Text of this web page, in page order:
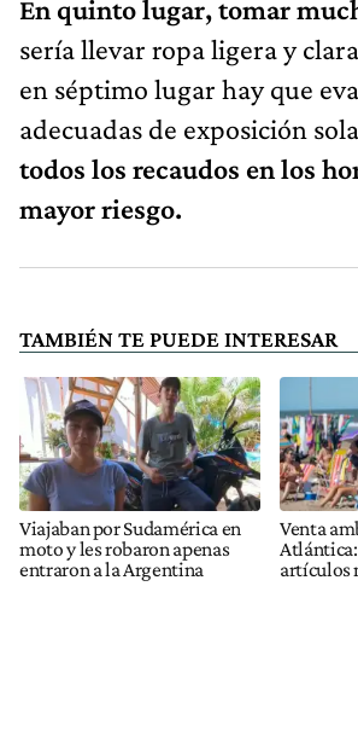
En quinto lugar, tomar
sería llevar ropa ligera y
en séptimo lugar hay que
adecuadas de exposición
todos los recaudos en los
mayor riesgo.
TAMBIÉN TE PUEDE INTERESAR
Viajaban por Sudamérica en
moto y les robaron apenas
entraron a la Argentina
Venta
artículos